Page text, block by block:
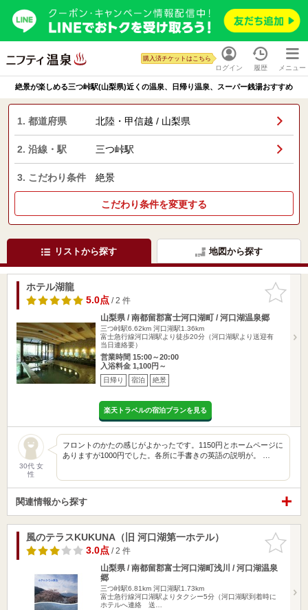
ログイン
購入済チケットはこちら
履歴 メニュー
絶景が楽しめる三つ峠駅(山梨県)近くの温泉、日帰り温泉、スーパー銭湯おすすめ
1. 都道府県 北陸・甲信越 / 山梨県
2. 沿線・駅 三つ峠駅
3. こだわり条件 絶景
こだわり条件を変更する
リストから探す 地図から探す
お気に入
りに追加
ホテル湖龍
5.0点/ 2 件
山梨県 / 南都留郡富士河口湖町 / 河口湖温泉郷
三つ峠駅6.62km 河口湖駅1.36km
富士急行線河口湖駅より徒歩20分（河口湖駅より送迎有
当日連絡要）
営業時間 15:00～20:00
入浴料金 1,100円～
日帰り 宿泊 絶景
楽天トラベルの宿泊プランを見る
30代 女
性
フロントのかたの感じがよかったです。1150円とホームページに
ありますが1000円でした。各所に手書きの英語の説明が。 …
関連情報から探す
お気に入
りに追加
風のテラスKUKUNA（旧 河口湖第一ホテル）
3.0点/ 2 件
山梨県 / 南都留郡富士河口湖町浅川 / 河口湖温泉
郷
三つ峠駅6.81km 河口湖駅1.73km
富士急行線河口湖駅よりタクシー5分（河口湖駅到着時に
ホテルへ連絡 送…